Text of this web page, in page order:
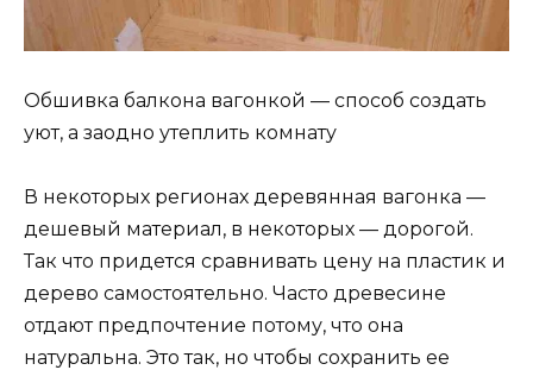
Обшивка балкона вагонкой — способ создать
уют, а заодно утеплить комнату
В некоторых регионах деревянная вагонка —
дешевый материал, в некоторых — дорогой.
Так что придется сравнивать цену на пластик и
дерево самостоятельно. Часто древесине
отдают предпочтение потому, что она
натуральна. Это так, но чтобы сохранить ее